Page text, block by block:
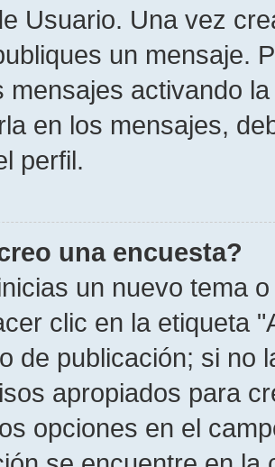
Usuario. Una vez
un mensaje.
mensajes activando
en los mensajes,
perfil.
una encuesta?
un nuevo tema
clic en la etiqueta
de publicación; si no
apropiados para
opciones en el